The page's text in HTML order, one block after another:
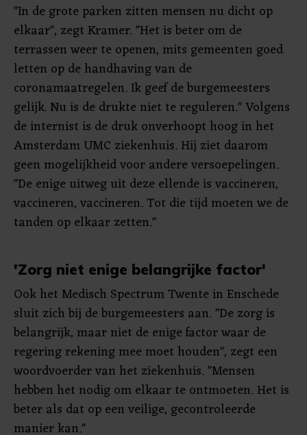
"In de grote parken zitten mensen nu dicht op
elkaar", zegt Kramer. "Het is beter om de
terrassen weer te openen, mits gemeenten goed
letten op de handhaving van de
coronamaatregelen. Ik geef de burgemeesters
gelijk. Nu is de drukte niet te reguleren." Volgens
de internist is de druk onverhoopt hoog in het
Amsterdam UMC ziekenhuis. Hij ziet daarom
geen mogelijkheid voor andere versoepelingen.
"De enige uitweg uit deze ellende is vaccineren,
vaccineren, vaccineren. Tot die tijd moeten we de
tanden op elkaar zetten."
'Zorg niet enige belangrijke factor'
Ook het Medisch Spectrum Twente in Enschede
sluit zich bij de burgemeesters aan. "De zorg is
belangrijk, maar niet de enige factor waar de
regering rekening mee moet houden", zegt een
woordvoerder van het ziekenhuis. "Mensen
hebben het nodig om elkaar te ontmoeten. Het is
beter als dat op een veilige, gecontroleerde
manier kan."